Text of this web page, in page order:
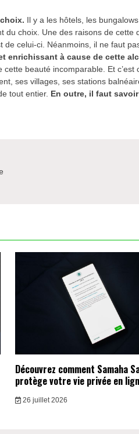
Il y a les hôtels, les
du choix. Une des raisons de
celui-ci. Néanmoins, il ne faut
enrichissant à cause de cette
beauté incomparable. Et
ses villages, ses stations
tout entier. En outre, il faut
Découvrez comment Samaha
protège votre vie privée en
26 juillet 2026